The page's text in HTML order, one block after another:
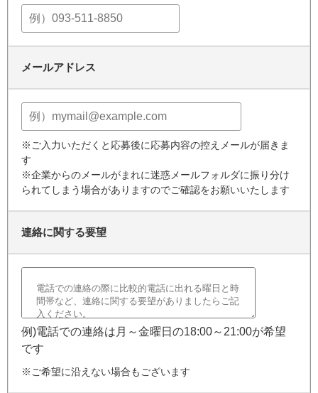
メールアドレス
※ご入力いただくと応募後に応募内容の控えメールが届きま
す
※企業からのメールがまれに迷惑メールフォルダに振り分け
られてしまう場合がありますのでご確認をお願いいたします
連絡に関する要望
例)電話での連絡は月～金曜日の18:00～21:00が希望
です
※ご希望に沿えない場合もございます